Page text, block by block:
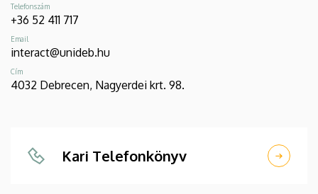
Telefonszám
+36 52 411 717
Email
interact@unideb.hu
Cím
4032 Debrecen, Nagyerdei krt. 98.
Kari Telefonkönyv